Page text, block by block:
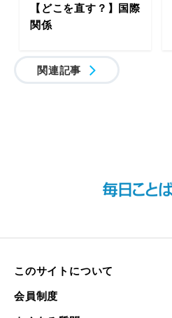
【どこを直す？】国際
関係
関連記事
このサイトについて
会員制度